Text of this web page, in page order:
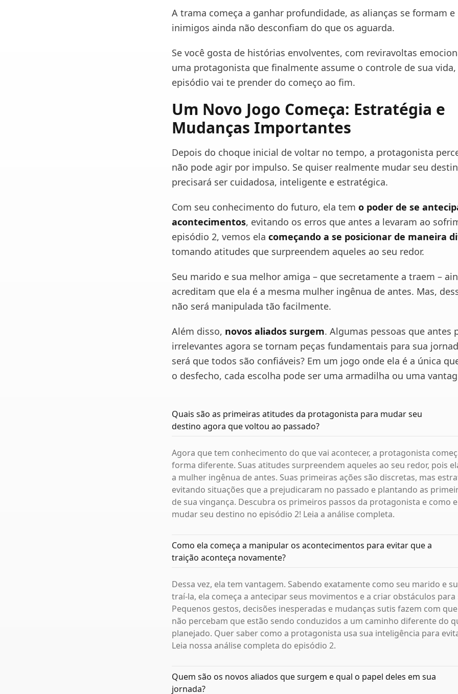
A trama começa a ganhar profundidade, as alianças se formam e
inimigos ainda não desconfiam do que os aguarda.
Se você gosta de histórias envolventes, com reviravoltas
uma protagonista que finalmente assume o controle de sua vida,
episódio vai te prender do começo ao fim.
Um Novo Jogo Começa: Estratégia e
Mudanças Importantes
Depois do choque inicial de voltar no tempo, a protagonista
não pode agir por impulso. Se quiser realmente mudar seu
precisará ser cuidadosa, inteligente e estratégica.
Com seu conhecimento do futuro, ela tem o poder de se
acontecimentos, evitando os erros que antes a levaram ao
episódio 2, vemos ela começando a se posicionar de maneira
tomando atitudes que surpreendem aqueles ao seu redor.
Seu marido e sua melhor amiga – que secretamente a traem –
acreditam que ela é a mesma mulher ingênua de antes. Mas,
não será manipulada tão facilmente.
Além disso, novos aliados surgem. Algumas pessoas que antes
irrelevantes agora se tornam peças fundamentais para sua
será que todos são confiáveis? Em um jogo onde ela é a única
o desfecho, cada escolha pode ser uma armadilha ou uma
Quais são as primeiras atitudes da protagonista para mudar seu
destino agora que voltou ao passado?
Agora que tem conhecimento do que vai acontecer, a protagonista
forma diferente. Suas atitudes surpreendem aqueles ao seu redor, pois
a mulher ingênua de antes. Suas primeiras ações são discretas, mas
evitando situações que a prejudicaram no passado e plantando as
de sua vingança. Descubra os primeiros passos da protagonista e como
mudar seu destino no episódio 2! Leia a análise completa.
Como ela começa a manipular os acontecimentos para evitar que a
traição aconteça novamente?
Dessa vez, ela tem vantagem. Sabendo exatamente como seu marido e
traí-la, ela começa a antecipar seus movimentos e a criar obstáculos para
Pequenos gestos, decisões inesperadas e mudanças sutis fazem com
não percebam que estão sendo conduzidos a um caminho diferente do
planejado. Quer saber como a protagonista usa sua inteligência para
Leia nossa análise completa do episódio 2.
Quem são os novos aliados que surgem e qual o papel deles em sua
jornada?